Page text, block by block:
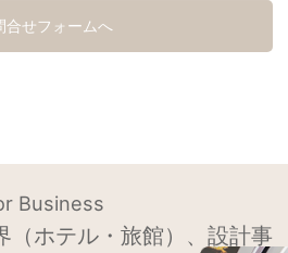
合せフォームへ
Business
（ホテル・旅館）、設計事